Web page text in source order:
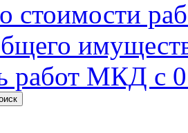
стоимости
работ МКД с